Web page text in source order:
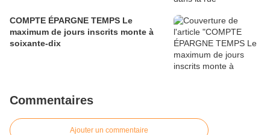
COMPTE ÉPARGNE TEMPS Le
maximum de jours inscrits monte à
soixante-dix
Commentaires
Ajouter un commentaire